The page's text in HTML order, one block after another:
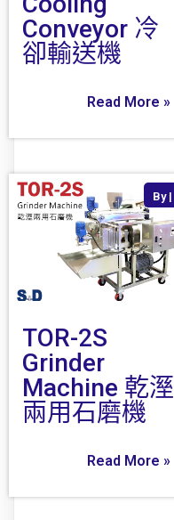
Conveyor 冷
卻輸送機
Read More »
TOR-2S
Grinder
Machine 乾溼
兩用石磨機
By |
Read More »